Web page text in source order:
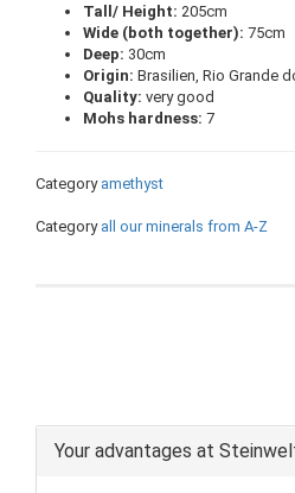
Tall/ Height: 205cm
Wide (both together): 75cm
Deep: 30cm
Origin: Brasilien, Rio Grande
Quality: very good
Mohs hardness: 7
Category amethyst
Category all our minerals from A-Z
Your advantages at